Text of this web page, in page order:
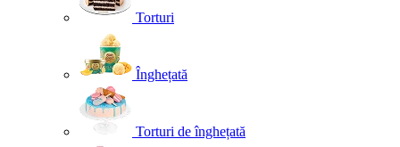
Torturi
Înghețată
Torturi de înghețată